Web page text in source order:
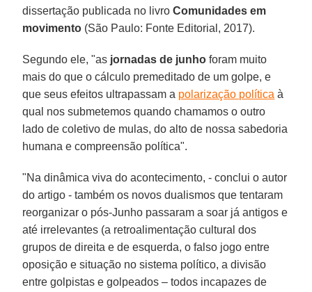
dissertação publicada no livroComunidades em
movimento (São Paulo: Fonte Editorial, 2017).
Segundo ele, "as jornadas de junho foram muito
mais do que o cálculo premeditado de um golpe, e
que seus efeitos ultrapassam a polarização política à
qual nos submetemos quando chamamos o outro
lado de coletivo de mulas, do alto de nossa sabedoria
humana e compreensão política".
"Na dinâmica viva do acontecimento, - conclui o autor
do artigo - também os novos dualismos que tentaram
reorganizar o pós-Junho passaram a soar já antigos e
até irrelevantes (a retroalimentação cultural dos
grupos de direita e de esquerda, o falso jogo entre
oposição e situação no sistema político, a divisão
entre golpistas e golpeados – todos incapazes de